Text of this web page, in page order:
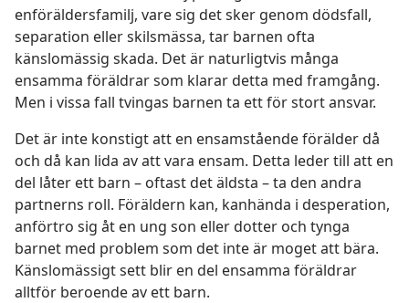
enföräldersfamilj, vare sig det sker genom dödsfall,
separation eller skilsmässa, tar barnen ofta
känslomässig skada. Det är naturligtvis många
ensamma föräldrar som klarar detta med framgång.
Men i vissa fall tvingas barnen ta ett för stort ansvar.
Det är inte konstigt att en ensamstående förälder då
och då kan lida av att vara ensam. Detta leder till att en
del låter ett barn – oftast det äldsta – ta den andra
partnerns roll. Föräldern kan, kanhända i desperation,
anförtro sig åt en ung son eller dotter och tynga
barnet med problem som det inte är moget att bära.
Känslomässigt sett blir en del ensamma föräldrar
alltför beroende av ett barn.